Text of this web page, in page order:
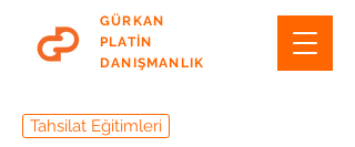
GÜRKAN
PLATİN
DANIŞMANLIK
Tahsilat Eğitimleri